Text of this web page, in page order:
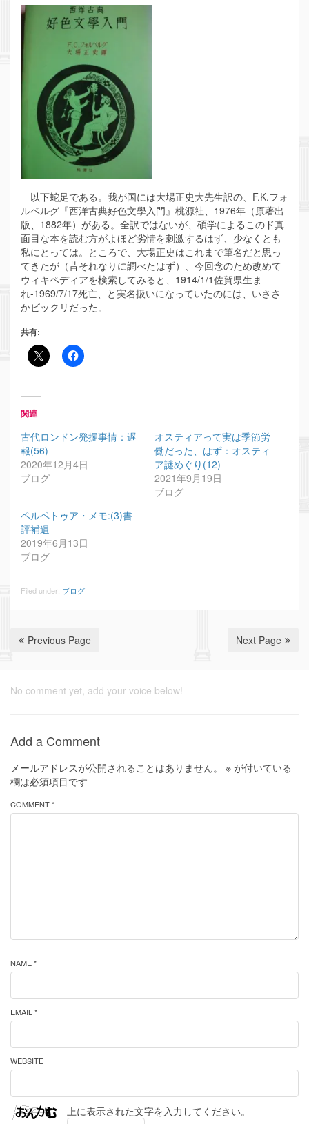
以下蛇足である。我が国には大場正史大先生訳の、F.K.フォ
ルベルグ『西洋古典好色文學入門』桃源社、1976年（原著出
版、1882年）がある。全訳ではないが、碩学によるこのド真
面目な本を読む方がよほど劣情を刺激するはず、少なくとも
私にとっては。ところで、大場正史はこれまで筆名だと思っ
てきたが（昔それなりに調べたはず）、今回念のため改めて
ウィキペディアを検索してみると、1914/1/1佐賀県生ま
れ-1969/7/17死亡、と実名扱いになっていたのには、いささ
かビックリだった。
共有:
関連
古代ロンドン発掘事情：遅
報(56)
2020年12月4日
ブログ
オスティアって実は季節労
働だった、はず：オスティ
ア謎めぐり(12)
2021年9月19日
ブログ
ペルペトゥア・メモ:(3)書
評補遺
2019年6月13日
ブログ
Filed under: ブログ
Previous Page Next Page
No comment yet, add your voice below!
Add a Comment
メールアドレスが公開されることはありません。 ※ が付いている
欄は必須項目です
COMMENT *
NAME *
EMAIL *
WEBSITE
上に表示された文字を入力してください。